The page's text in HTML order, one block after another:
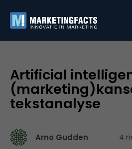
Artificial
tekstanalyse
Arno Gudden 4